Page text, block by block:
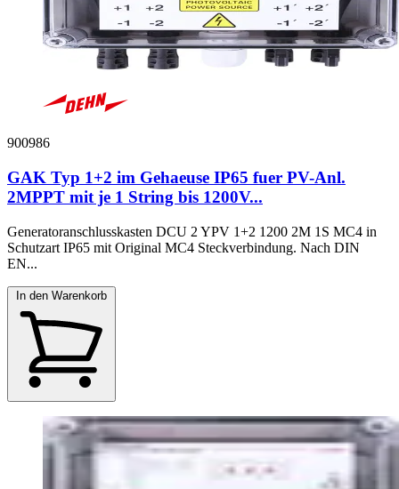
900986
GAK Typ 1+2 im Gehaeuse IP65 fuer PV-Anl.
2MPPT mit je 1 String bis 1200V...
Generatoranschlusskasten DCU 2 YPV 1+2 1200 2M 1S MC4 in
Schutzart IP65 mit Original MC4 Steckverbindung. Nach DIN
EN...
In den Warenkorb